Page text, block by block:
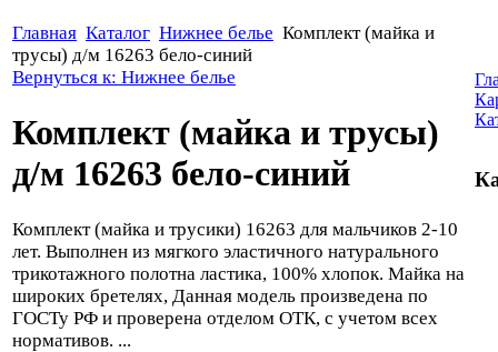
Главная Каталог Нижнее белье Комплект (майка и
трусы) д/м 16263 бело-синий
Вернуться к: Нижнее белье
Комплект (майка и трусы)
д/м 16263 бело-синий
Комплект (майка и трусики) 16263 для мальчиков 2-10
лет. Выполнен из мягкого эластичного натурального
трикотажного полотна ластика, 100% хлопок. Майка на
широких бретелях, Данная модель произведена по
ГОСТу РФ и проверена отделом ОТК, с учетом всех
нормативов. ...